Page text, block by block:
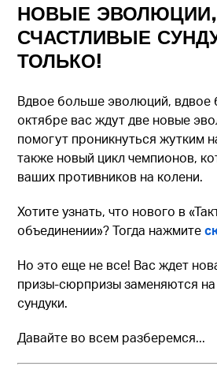
НОВЫЕ ЭВОЛЮЦИИ,
СЧАСТЛИВЫЕ
ТОЛЬКО!
Вдвое больше эволюций, вдвое
октябре вас ждут две новые
помогут проникнуться жутким
также новый цикл чемпионов,
ваших противников на колени.
Хотите узнать, что нового в
объединении»? Тогда нажмите
Но это еще не все! Вас ждет
призы-сюрпризы заменяются на
сундуки.
Давайте во всем разберемся...